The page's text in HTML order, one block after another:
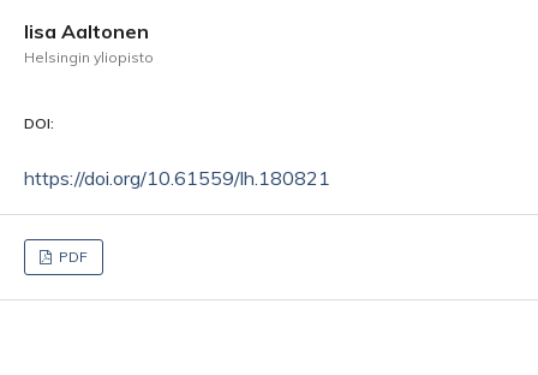
Iisa Aaltonen
Helsingin yliopisto
DOI:
https://doi.org/10.61559/lh.180821
PDF